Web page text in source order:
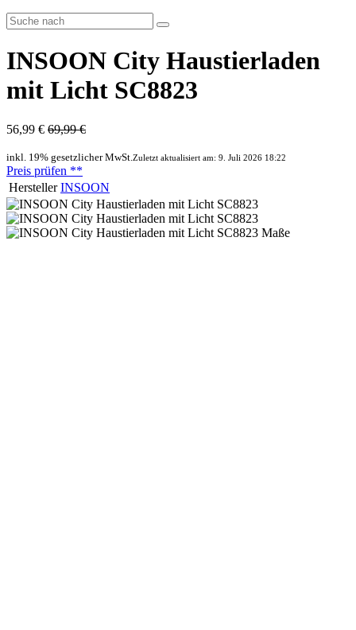
INSOON City Haustierladen
mit Licht SC8823
56,99 € 69,99 €
inkl. 19% gesetzlicher MwSt. Zuletzt aktualisiert am: 9. Juli 2026 18:22
Preis prüfen **
Hersteller INSOON